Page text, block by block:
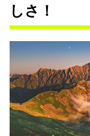
しさ！